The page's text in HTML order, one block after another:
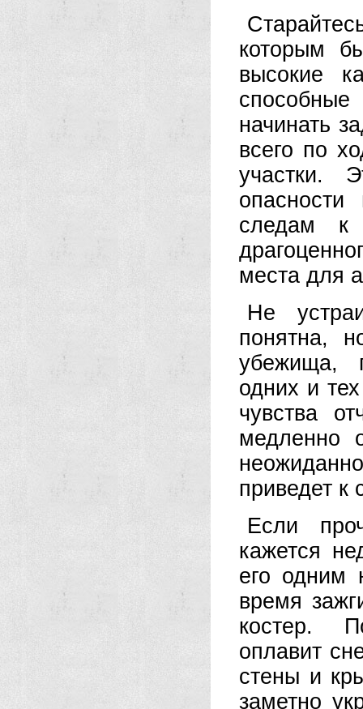
которым
высокие
начинать
всего по
участки.
следам к
места для
Не
понятна,
убежища,
одних и
чувства
медленно
приведет к
Если
кажется
его одним
время
костер.
оплавит
стены и
заметно